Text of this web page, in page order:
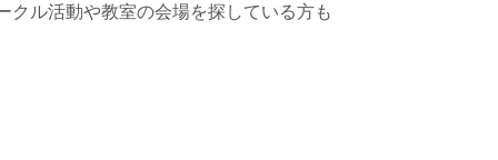
クル活動や教室の会場を探している方も